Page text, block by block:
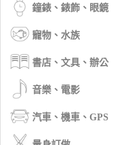
鐘錶、錶飾、眼鏡
寵物、水族
書店、文具、辦公
音樂、電影
汽車、機車、GPS